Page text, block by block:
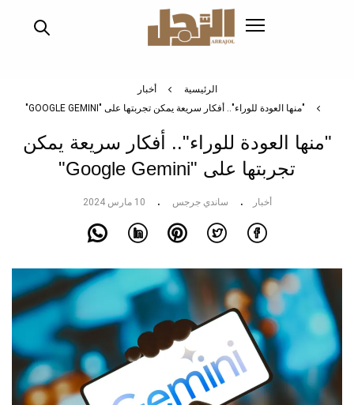
الرئيسية
أخبار
"منها العودة للوراء".. أفكار سريعة يمكن تجربتها على "GOOGLE GEMINI"
"منها العودة للوراء".. أفكار سريعة يمكن
تجربتها على "Google Gemini"
أخبار ساندي جرجس 10 مارس 2024